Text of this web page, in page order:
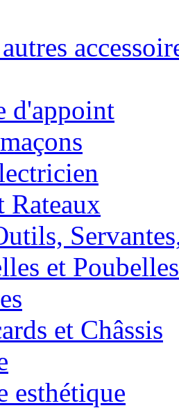
d'appoint
Rateaux
et Poubelles
et Châssis
esthétique